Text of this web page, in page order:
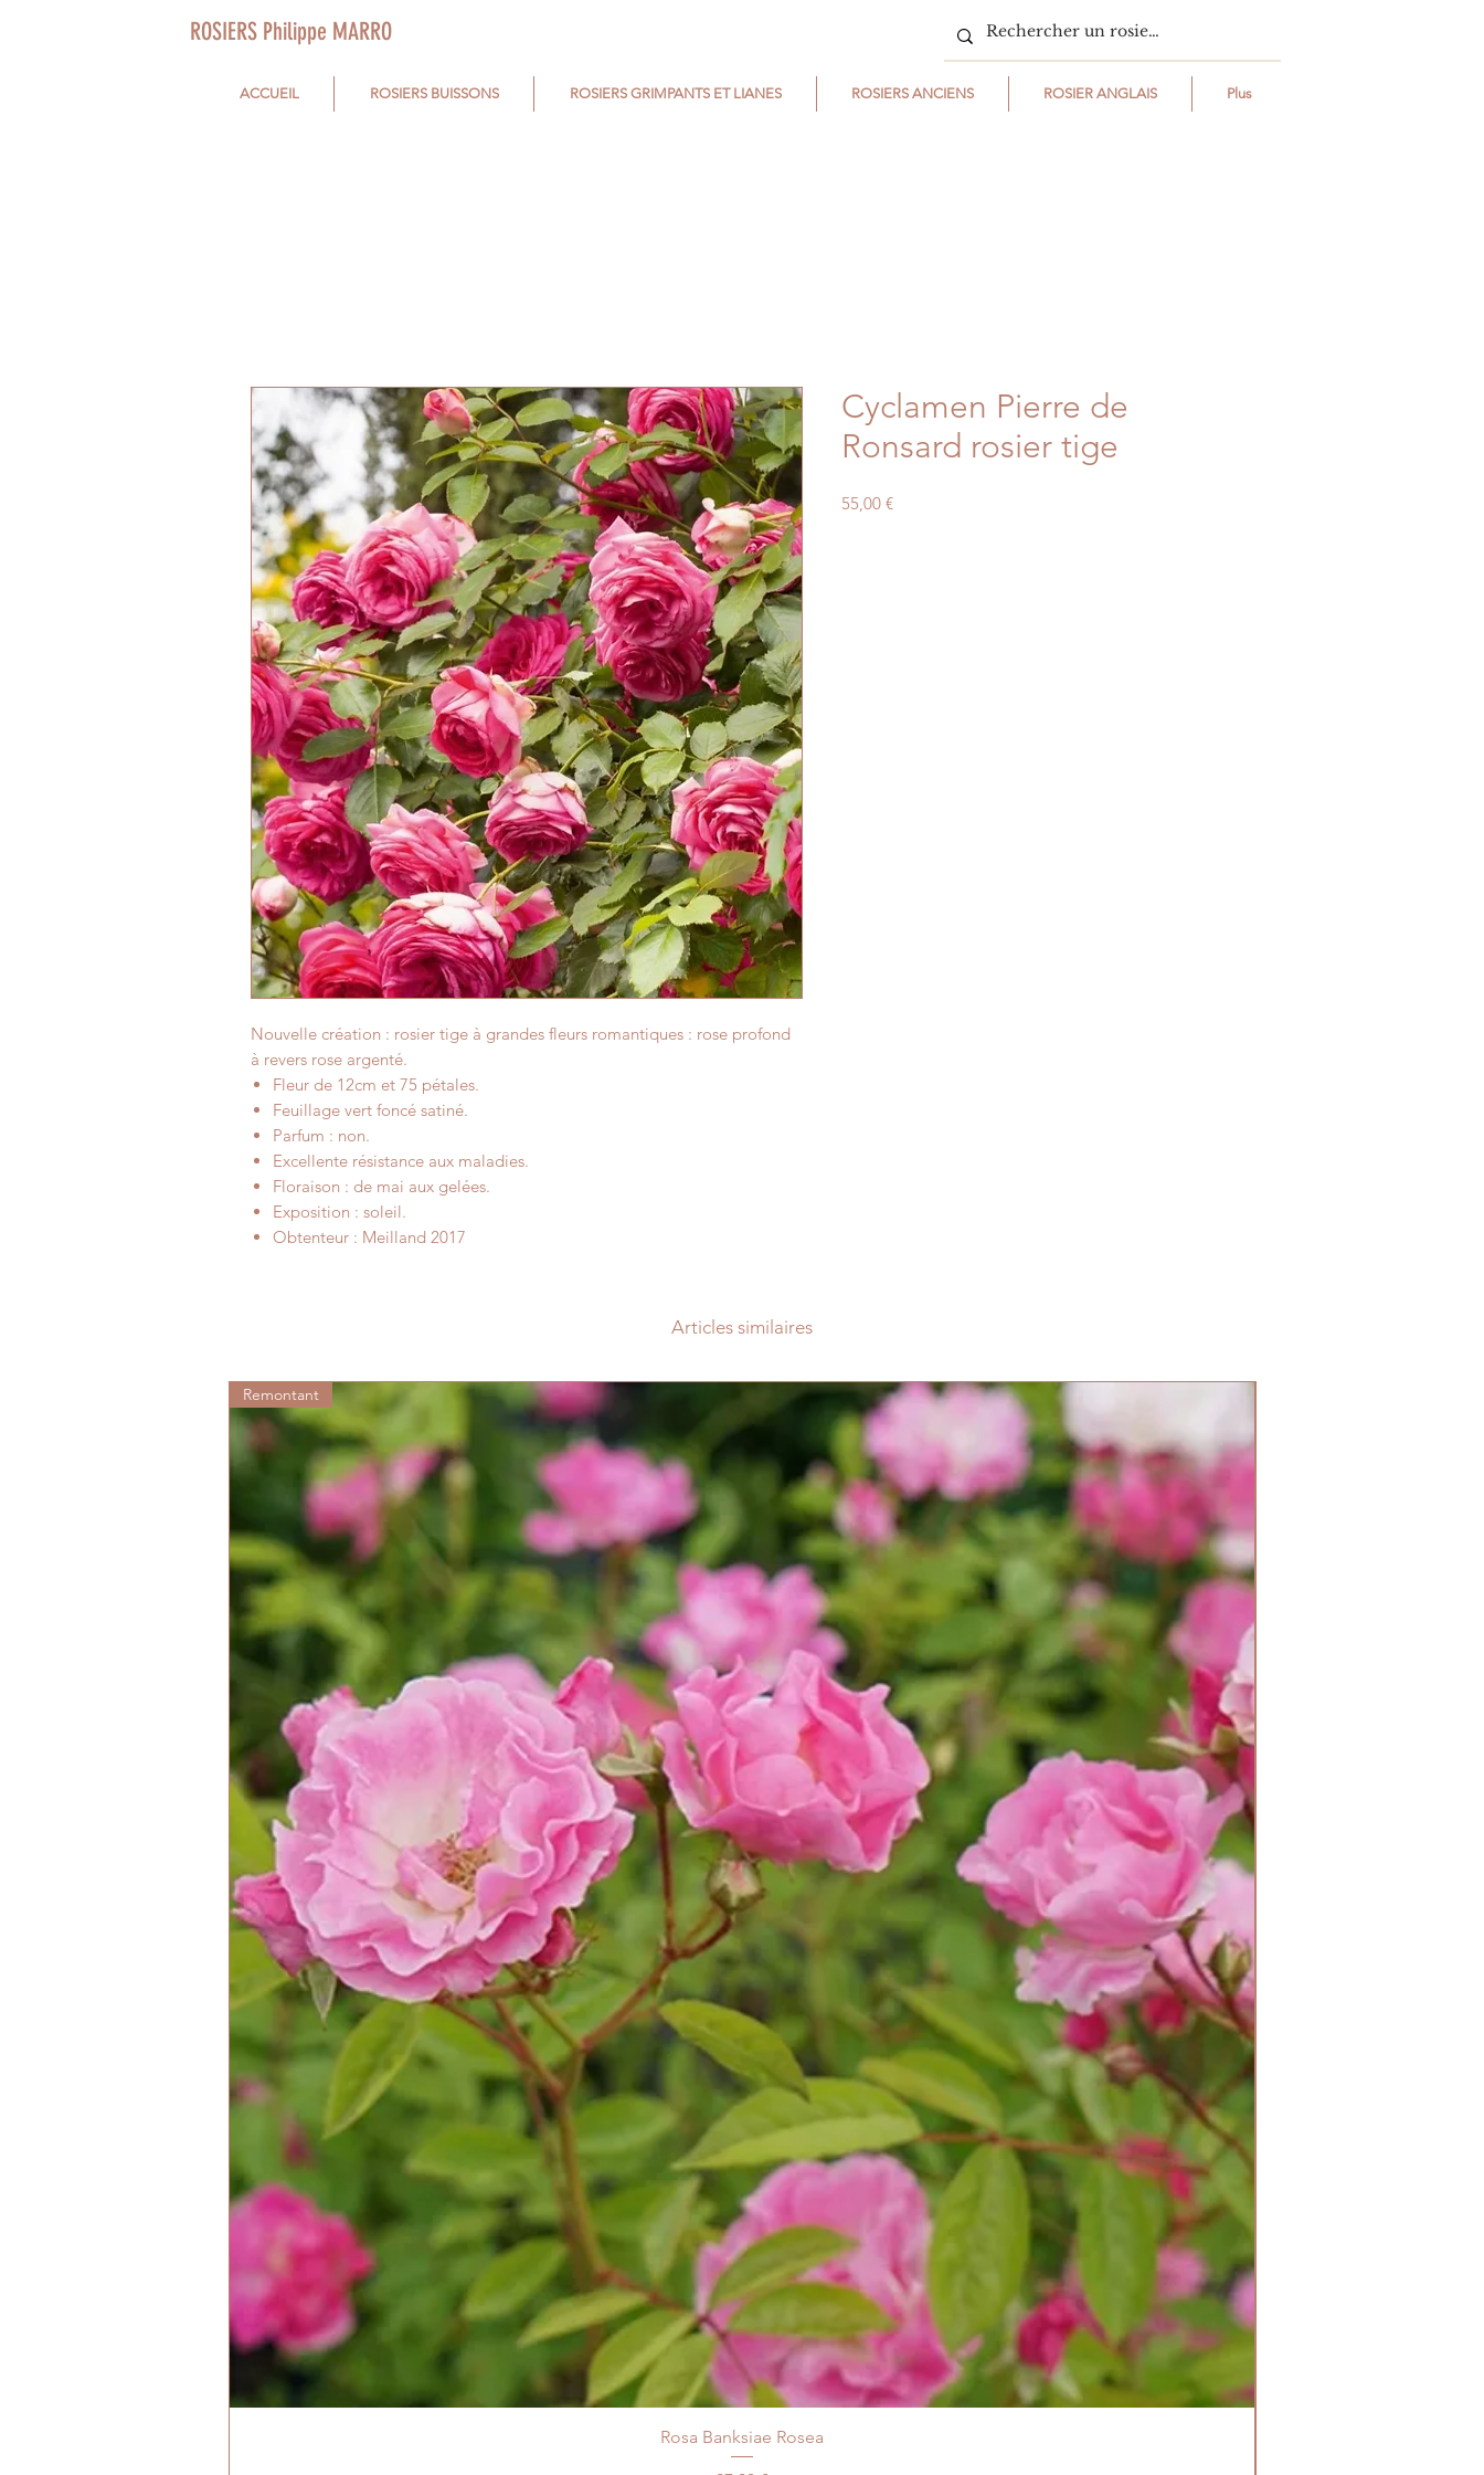
ROSIERS Philippe MARRO
ACCUEIL ROSIERS BUISSONS ROSIERS GRIMPANTS ET LIANES ROSIERS ANCIENS ROSIER ANGLAIS Plus
Nouvelle création : rosier tige à grandes fleurs romantiques : rose profond
à revers rose argenté.
Fleur de 12cm et 75 pétales.
Feuillage vert foncé satiné.
Parfum : non.
Excellente résistance aux maladies.
Floraison : de mai aux gelées.
Exposition : soleil.
Obtenteur : Meilland 2017
Cyclamen Pierre de
Ronsard rosier tige
55,00 €Prix
Articles similaires
Remontant
Rosa Banksiae Rosea